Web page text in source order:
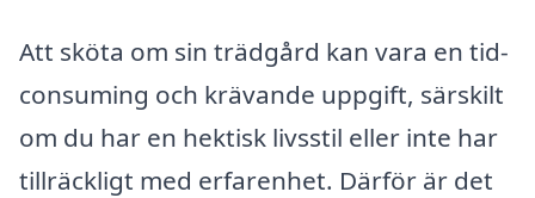
Att sköta om sin trädgård kan vara en tid-
consuming och krävande uppgift, särskilt
om du har en hektisk livsstil eller inte har
tillräckligt med erfarenhet. Därför är det